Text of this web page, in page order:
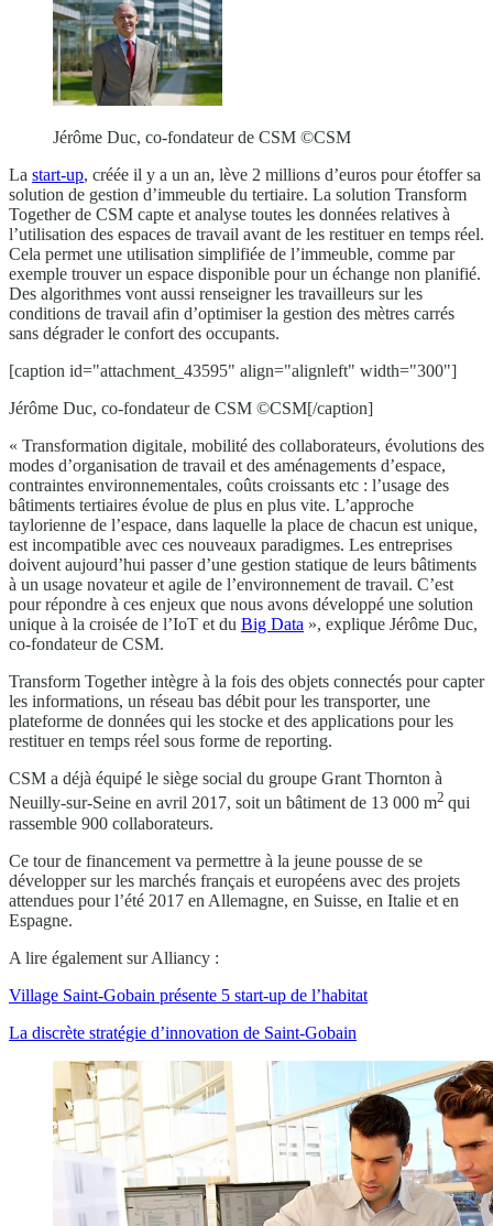
Jérôme Duc, co-fondateur de CSM ©CSM
La start-up, créée il y a un an, lève 2 millions d’euros pour étoffer sa
solution de gestion d’immeuble du tertiaire. La solution Transform
Together de CSM capte et analyse toutes les données relatives à
l’utilisation des espaces de travail avant de les restituer en temps réel.
Cela permet une utilisation simplifiée de l’immeuble, comme par
exemple trouver un espace disponible pour un échange non planifié.
Des algorithmes vont aussi renseigner les travailleurs sur les
conditions de travail afin d’optimiser la gestion des mètres carrés
sans dégrader le confort des occupants.
[caption id="attachment_43595" align="alignleft" width="300"]
Jérôme Duc, co-fondateur de CSM ©CSM[/caption]
« Transformation digitale, mobilité des collaborateurs, évolutions des
modes d’organisation de travail et des aménagements d’espace,
contraintes environnementales, coûts croissants etc : l’usage des
bâtiments tertiaires évolue de plus en plus vite. L’approche
taylorienne de l’espace, dans laquelle la place de chacun est unique,
est incompatible avec ces nouveaux paradigmes. Les entreprises
doivent aujourd’hui passer d’une gestion statique de leurs bâtiments
à un usage novateur et agile de l’environnement de travail. C’est
pour répondre à ces enjeux que nous avons développé une solution
unique à la croisée de l’IoT et du Big Data », explique Jérôme Duc,
co-fondateur de CSM.
Transform Together intègre à la fois des objets connectés pour capter
les informations, un réseau bas débit pour les transporter, une
plateforme de données qui les stocke et des applications pour les
restituer en temps réel sous forme de reporting.
CSM a déjà équipé le siège social du groupe Grant Thornton à
Neuilly-sur-Seine en avril 2017, soit un bâtiment de 13 000 m2 qui
rassemble 900 collaborateurs.
Ce tour de financement va permettre à la jeune pousse de se
développer sur les marchés français et européens avec des projets
attendues pour l’été 2017 en Allemagne, en Suisse, en Italie et en
Espagne.
A lire également sur Alliancy :
Village Saint-Gobain présente 5 start-up de l’habitat
La discrète stratégie d’innovation de Saint-Gobain